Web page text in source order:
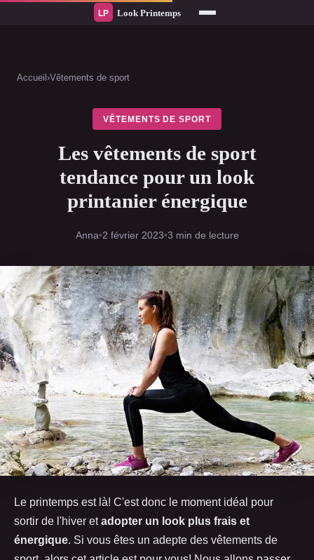
Accueil ›Vêtements de sport
VÊTEMENTS DE SPORT
Les vêtements de sport
tendance pour un look
printanier énergique
Anna•2 février 2023•3 min de lecture
Le printemps est là! C'est donc le moment idéal pour
sortir de l'hiver etadopter un look plus frais et
énergique. Si vous êtes un adepte des vêtements de